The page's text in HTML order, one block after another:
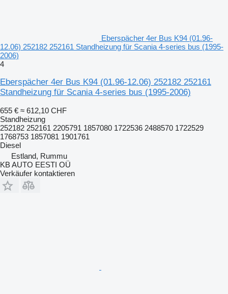
Eberspächer 4er Bus K94 (01.96-
12.06) 252182 252161 Standheizung für Scania 4-series bus (1995-
2006)
4
Eberspächer 4er Bus K94 (01.96-12.06) 252182 252161
Standheizung für Scania 4-series bus (1995-2006)
655 € ≈ 612,10 CHF
Standheizung
252182 252161 2205791 1857080 1722536 2488570 1722529
1768753 1857081 1901761
Diesel
Estland, Rummu
KB AUTO EESTI OÜ
Verkäufer kontaktieren